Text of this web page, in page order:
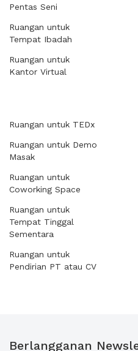
Pentas Seni
Ruangan untuk
Tempat Ibadah
Ruangan untuk
Kantor Virtual
Ruangan untuk TEDx
Ruangan untuk Demo
Masak
Ruangan untuk
Coworking Space
Ruangan untuk
Tempat Tinggal
Sementara
Ruangan untuk
Pendirian PT atau CV
Berlangganan